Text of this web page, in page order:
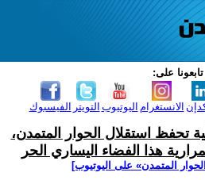
تابعونا على:
الفيسبوك التويتر اليوتيوب الانستغرام
تحفظ استقلال الحوار المتمدن،
هذا الفضاء اليساري الحر
المتمدن» على اليوتيوب]